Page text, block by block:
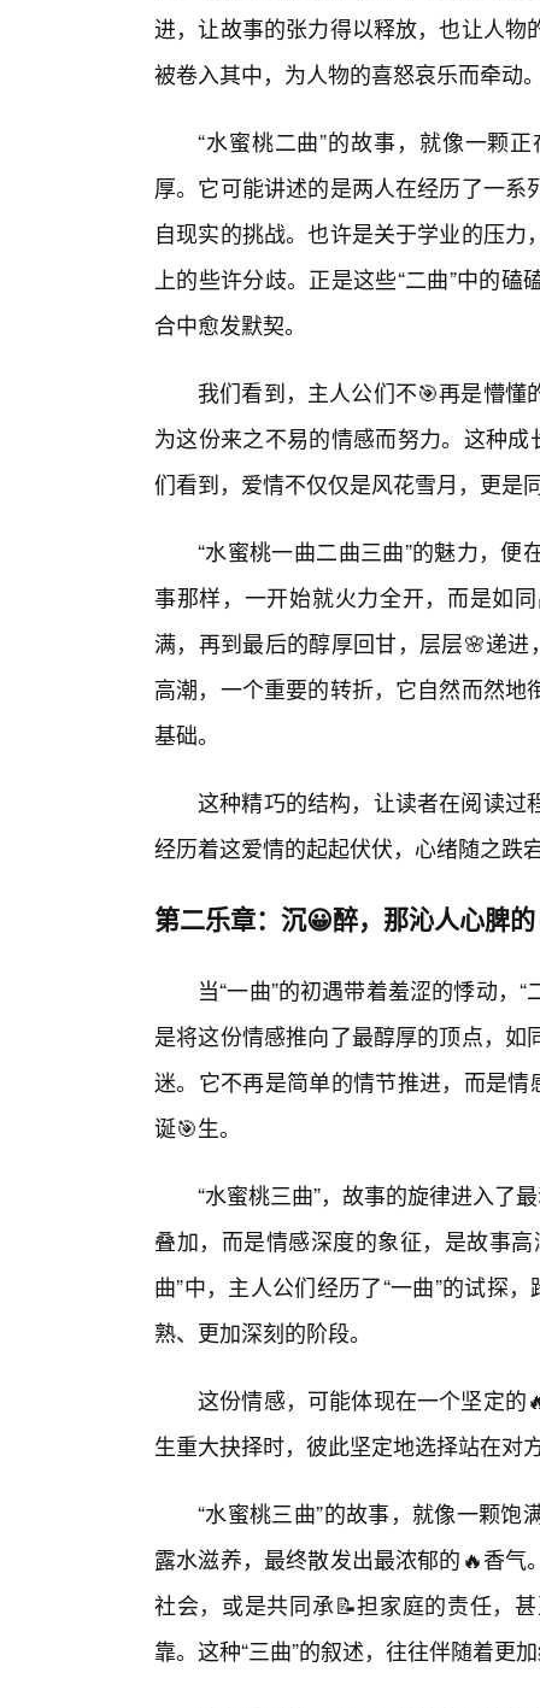
进，让故事的张力得以释放，也让人
被卷入其中，为人物的喜怒哀乐而牵动
“水蜜桃二曲”的故事，就像一颗
厚。它可能讲述的是两人在经历了一
自现实的挑战。也许是关于学业的压
上的些许分歧。正是这些“二曲”中的
合中愈发默契。
我们看到，主人公们不🎯再是懵
为这份来之不易的情感而努力。这种
们看到，爱情不仅仅是风花雪月，更是
“水蜜桃一曲二曲三曲”的魅力，
事那样，一开始就火力全开，而是如
满，再到最后的醇厚回甘，层层🌸递
高潮，一个重要的转折，它自然而然
基础。
这种精巧的结构，让读者在阅读过
经历着这爱情的起起伏伏，心绪随之跌
第二乐章：沉😀醉，那沁人心脾
当“一曲”的初遇带着羞涩的悸动，
是将这份情感推向了最醇厚的顶点，
迷。它不再是简单的情节推进，而是
诞🎯生。
“水蜜桃三曲”，故事的旋律进入了
叠加，而是情感深度的象征，是故事
曲”中，主人公们经历了“一曲”的试探
熟、更加深刻的阶段。
这份情感，可能体现在一个坚定的
生重大抉择时，彼此坚定地选择站在对
“水蜜桃三曲”的故事，就像一颗
露水滋养，最终散发出最浓郁的🔥香
社会，或是共同承📝担家庭的责任，
靠。这种“三曲”的叙述，往往伴随着更